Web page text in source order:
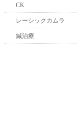
CK
レーシックカムラ
鍼治療